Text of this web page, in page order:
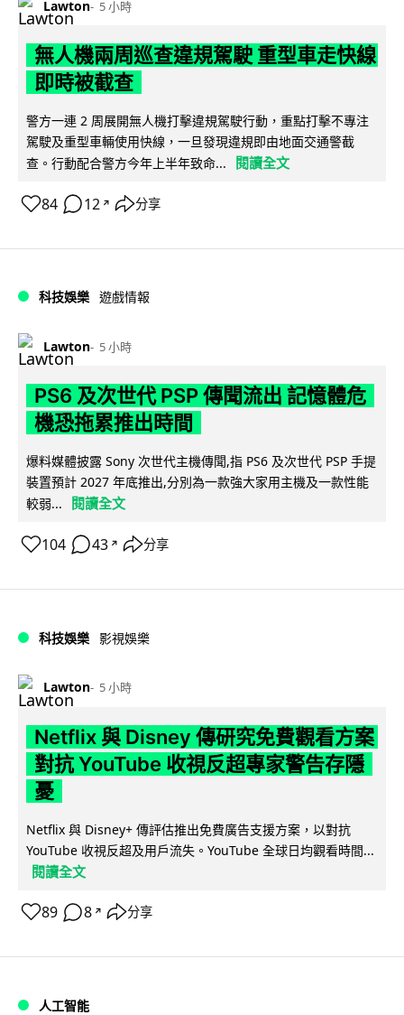
Lawton 5 小時
無人機兩周巡查違規駕駛 重型車走快線
即時被截查
警方一連 2 周展開無人機打擊違規駕駛行動，重點打擊不專注
駕駛及重型車輛使用快線，一旦發現違規即由地面交通警截
查。行動配合警方今年上半年致命...
閱讀全文
84 12 ↗ 分享
科技娛樂 遊戲情報
Lawton 5 小時
PS6 及次世代 PSP 傳聞流出 記憶體危
機恐拖累推出時間
爆料媒體披露 Sony 次世代主機傳聞,指 PS6 及次世代 PSP 手提
裝置預計 2027 年底推出,分別為一款強大家用主機及一款性能
較弱...
閱讀全文
104 43 ↗ 分享
科技娛樂 影視娛樂
Lawton 5 小時
Netflix 與 Disney 傳研究免費觀看方案
對抗 YouTube 收視反超專家警告存隱
憂
Netflix 與 Disney+ 傳評估推出免費廣告支援方案，以對抗
YouTube 收視反超及用戶流失。YouTube 全球日均觀看時間...
閱讀全文
89 8 ↗ 分享
人工智能